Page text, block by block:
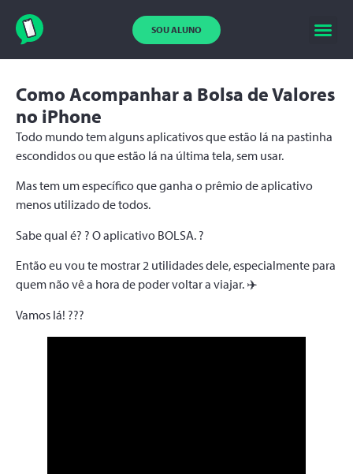
SOU ALUNO
Como Acompanhar a Bolsa de Valores
no iPhone
Todo mundo tem alguns aplicativos que estão lá na pastinha
escondidos ou que estão lá na última tela, sem usar.
Mas tem um específico que ganha o prêmio de aplicativo
menos utilizado de todos.
Sabe qual é? ? O aplicativo BOLSA. ?
Então eu vou te mostrar 2 utilidades dele, especialmente para
quem não vê a hora de poder voltar a viajar. ✈️
Vamos lá! ???